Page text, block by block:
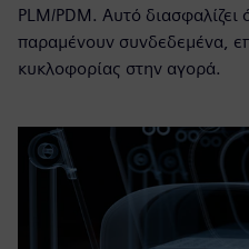
PLM/PDM. Αυτό διασφαλίζει
παραμένουν συνδεδεμένα,
κυκλοφορίας στην αγορά.